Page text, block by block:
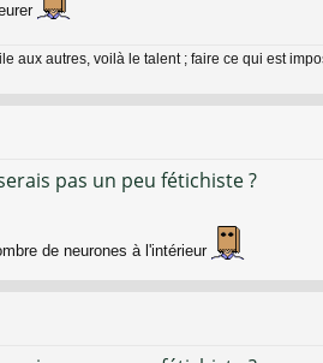
aux autres, voilà le talent ; faire ce qui est
pas un peu fétichiste ?
de neurones à l'intérieur